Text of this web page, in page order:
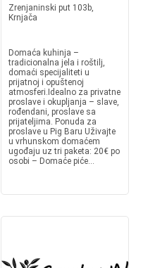
Zrenjaninski put 103b,
Krnjača
Domaća kuhinja –
tradicionalna jela i roštilj,
domaći specijaliteti u
prijatnoj i opuštenoj
atmosferi.Idealno za privatne
proslave i okupljanja – slave,
rođendani, proslave sa
prijateljima. Ponuda za
proslave u Pig Baru Uživajte
u vrhunskom domaćem
ugođaju uz tri paketa: 20€ po
osobi – Domaće piće...